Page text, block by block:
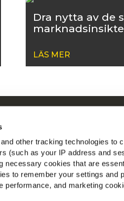
other tracking technologies to
(such as your IP address and
necessary cookies that are
to remember your settings and
performance, and marketing
Dra nytta av de
LÄS MER
by Our Roots